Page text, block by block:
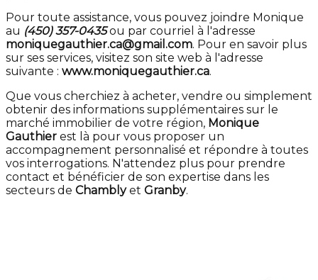
Pour toute assistance, vous pouvez joindre Monique
au (450) 357-0435ou par courriel à l'adresse
moniquegauthier.ca@gmail.com. Pour en savoir plus
sur ses services, visitez son site web à l'adresse
suivante : www.moniquegauthier.ca.
Que vous cherchiez à acheter, vendre ou simplement
obtenir des informations supplémentaires sur le
marché immobilier de votre région, Monique
Gauthier est là pour vous proposer un
accompagnement personnalisé et répondre à toutes
vos interrogations. N'attendez plus pour prendre
contact et bénéficier de son expertise dans les
secteurs de Chamblyet Granby.